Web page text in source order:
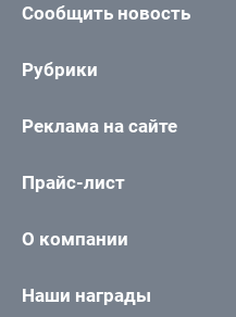
Сообщить новость
Рубрики
Реклама на сайте
Прайс-лист
О компании
Наши награды